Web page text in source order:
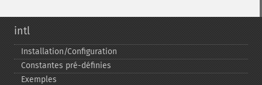
intl
Installation/Configuration
Constantes pré-​définies
Exemples